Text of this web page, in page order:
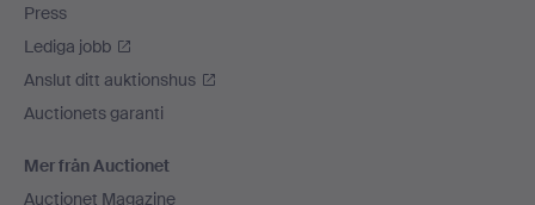
Press
Lediga jobb
Anslut ditt auktionshus
Auctionets garanti
Mer från Auctionet
Auctionet Magazine